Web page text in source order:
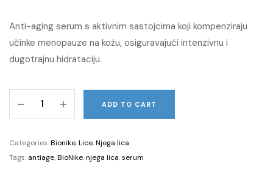
price
was:
price
is:
Anti-aging serum s aktivnim sastojcima koji kompenziraju
učinke menopauze na kožu, osiguravajući intenzivnu i
dugotrajnu hidrataciju.
Serum
(Intensive
ADD TO CART
Categories:Bionike,Lice,Njega lica
Tags: antiage,BioNike,njega lica,serum